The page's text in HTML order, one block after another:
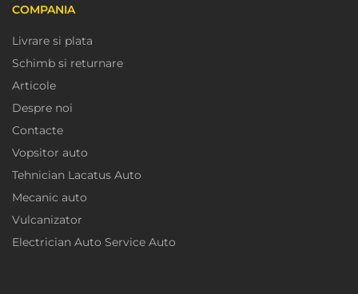
COMPANIA
Livrare si plata
Schimb si returnare
Articole
Despre noi
Contacte
Vopsitor auto
Tehnician Lacatus Auto
Mecanic auto
Vulcanizator
Electrician Auto Service Auto